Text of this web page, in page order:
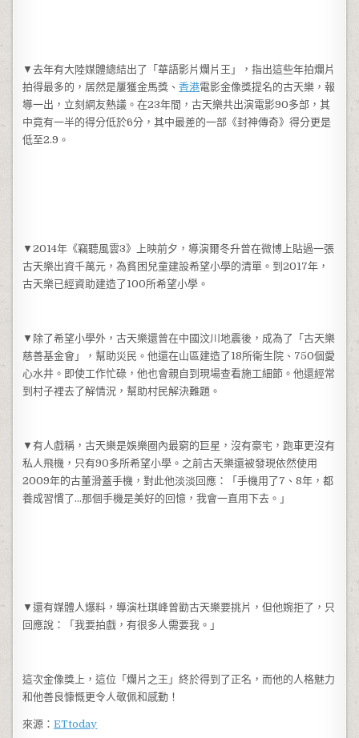
▼去年有大陸媒體總結出了「華語影片爛片王」，指出這些年拍爛片
拍得最多的，居然是屢獲金馬獎、香港電影金像獎提名的古天樂，報
導一出，立刻網友熱議。在23年間，古天樂共出演電影90多部，其
中竟有一半的得分低於6分，其中最差的一部《封神傳奇》得分更是
低至2.9。
▼2014年《竊聽風雲3》上映前夕，導演爾冬升曾在微博上貼過一張
古天樂出資千萬元，為貧困兒童建設希望小學的清單。到2017年，
古天樂已經資助建造了100所希望小學。
▼除了希望小學外，古天樂還曾在中國汶川地震後，成為了「古天樂
慈善基金會」，幫助災民。他還在山區建造了18所衛生院、750個愛
心水井。即使工作忙碌，他也會親自到現場查看施工細節。他還經常
到村子裡去了解情況，幫助村民解決難題。
▼有人戲稱，古天樂是娛樂圈內最窮的巨星，沒有豪宅，跑車更沒有
私人飛機，只有90多所希望小學。之前古天樂還被發現依然使用
2009年的古董滑蓋手機，對此他淡淡回應：「手機用了7、8年，都
養成習慣了…那個手機是美好的回憶，我會一直用下去。」
▼還有媒體人爆料，導演杜琪峰曾勸古天樂要挑片，但他婉拒了，只
回應說：「我要拍戲，有很多人需要我。」
這次金像獎上，這位「爛片之王」終於得到了正名，而他的人格魅力
和他善良慷慨更令人敬佩和感動！
來源：ETtoday